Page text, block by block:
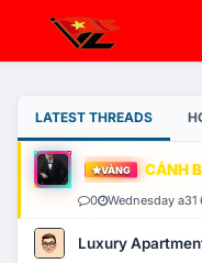
LATEST THREADS
VÀNG CẢNH
0 Wednesday a31
Luxury